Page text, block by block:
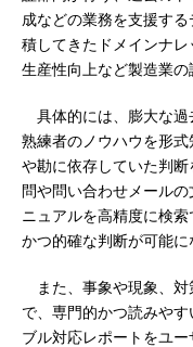
成などの業務を支援す
積してきたドメインナ
生産性向上など製造業の
具体的には、膨大な過
熟練者のノウハウを形
や勘に依存していた判
問や問い合わせメール
ニュアルを高精度に検
かつ的確な判断が可能に
また、事象や現象、対
で、専門的かつ読みや
ブル対応レポートをユ